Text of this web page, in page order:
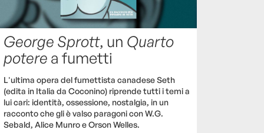
George Sprott, un Quarto
potere a fumetti
L'ultima opera del fumettista canadese Seth
(edita in Italia da Coconino) riprende tutti i temi a
lui cari: identità, ossessione, nostalgia, in un
racconto che gli è valso paragoni con W.G.
Sebald, Alice Munro e Orson Welles.